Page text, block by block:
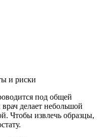
и риски
под общей
делает небольшой
Чтобы извлечь образцы,